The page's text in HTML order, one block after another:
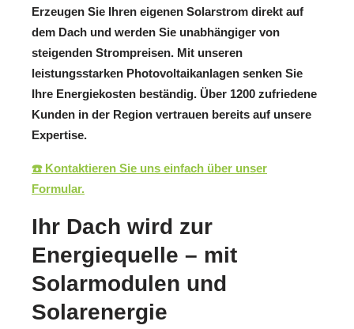
Erzeugen Sie Ihren eigenen Solarstrom direkt auf
dem Dach und werden Sie unabhängiger von
steigenden Strompreisen. Mit unseren
leistungsstarken Photovoltaikanlagen senken Sie
Ihre Energiekosten beständig. Über 1200 zufriedene
Kunden in der Region vertrauen bereits auf unsere
Expertise.
☎️ Kontaktieren Sie uns einfach über unser
Formular.
Ihr Dach wird zur
Energiequelle – mit
Solarmodulen und
Solarenergie